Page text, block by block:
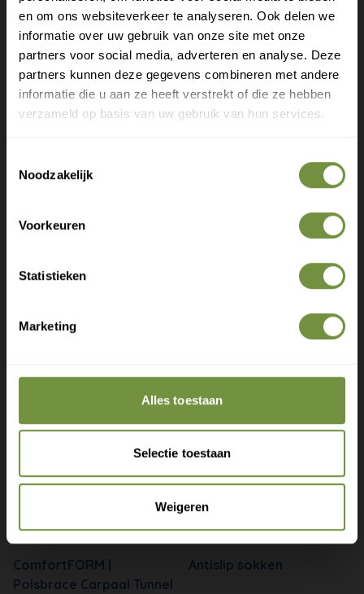
en om ons websiteverkeer te analyseren. Ook delen we
informatie over uw gebruik van onze site met onze
partners voor social media, adverteren en analyse. Deze
partners kunnen deze gegevens combineren met andere
informatie die u aan ze heeft verstrekt of die ze hebben
verzameld op basis van uw gebruik van hun services.
Noodzakelijk
Voorkeuren
Statistieken
Marketing
Alles toestaan
Selectie toestaan
Weigeren
langs in 1 van onze winkels.
+31 (0)20 760 47 20
ComfortFORM |
Polsbrace Carpaal Tunnel
Antislip sokken
Gratis verzending?
Laat je e-mail achter.
Meld je aan voor onze nieuwsbrief en
ontvang direct een gratis verzending
Deskundige tips over zorg en herstel